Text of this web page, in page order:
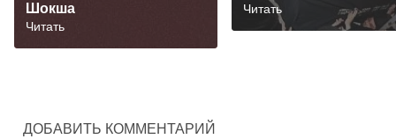
Шокша
Читать
Читать
ДОБАВИТЬ КОММЕНТАРИЙ